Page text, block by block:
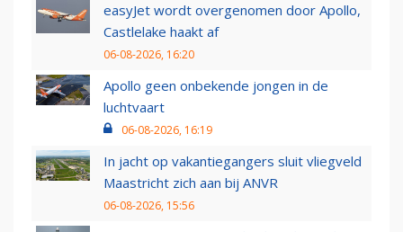
easyJet wordt overgenomen door Apollo,
Castlelake haakt af
06-08-2026, 16:20
Apollo geen onbekende jongen in de
luchtvaart
06-08-2026, 16:19
In jacht op vakantiegangers sluit vliegveld
Maastricht zich aan bij ANVR
06-08-2026, 15:56